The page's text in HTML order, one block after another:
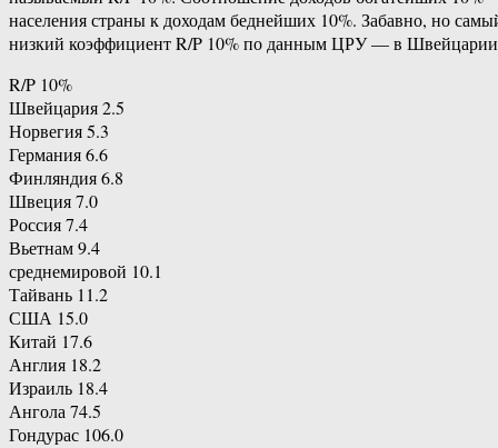
населения страны к доходам беднейших 10%. Забавно, но
низкий коэффициент R/P 10% по данным ЦРУ — в
R/P 10%
Швейцария 2.5
Норвегия 5.3
Германия 6.6
Финляндия 6.8
Швеция 7.0
Россия 7.4
Вьетнам 9.4
среднемировой 10.1
Тайвань 11.2
США 15.0
Китай 17.6
Англия 18.2
Израиль 18.4
Ангола 74.5
Гондурас 106.0